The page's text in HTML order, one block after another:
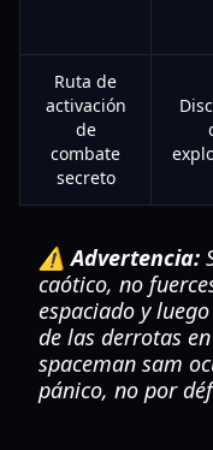
Ruta de
activación
de
combate
secreto
⚠️ Advertencia:
caótico, no
espaciado y
de las derrotas
spaceman sam
pánico, no por